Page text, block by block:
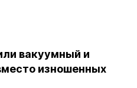
вакуумный и
изношенных